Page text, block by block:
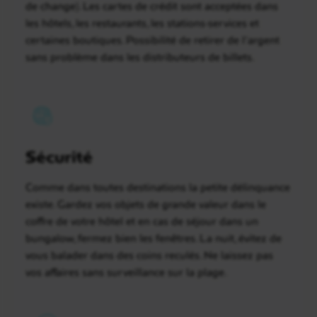
de change). Les cartes de crédit sont acceptées dans
les hôtels, les restaurants, les stations-services et
certaines boutiques. Possibilité de retirer de l’argent
sans problème dans les distributeurs de billets.
Sécurité
Comme dans toutes destinations la petite délinquance
existe. Gardez vos objets de grande valeur dans le
coffre de votre hôtel et en cas de séjour dans un
bungalow, fermez bien les fenêtres. La nuit, évitez de
vous balader dans des coins reculés. Ne laissez pas
vos affaires sans surveillance sur la plage.